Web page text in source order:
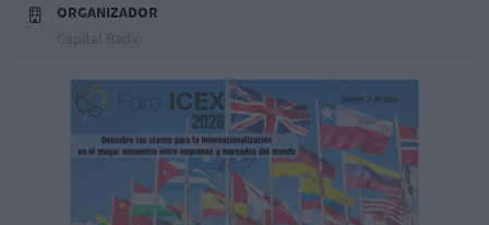
ORGANIZADOR